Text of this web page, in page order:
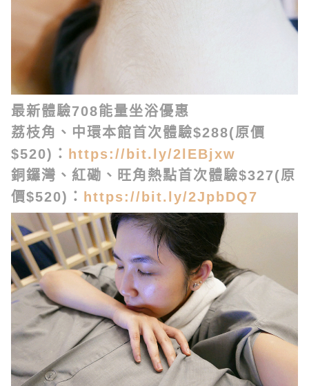
最新體驗708能量坐浴優惠
荔枝角、中環本館首次體驗$288(原價
$520)： https://bit.ly/2lEBjxw
銅鑼灣、紅磡、旺角熱點首次體驗$327(原
價$520)： https://bit.ly/2JpbDQ7